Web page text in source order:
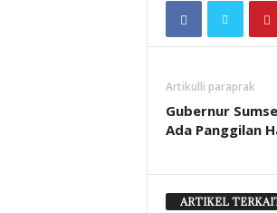
Artikulli paraprak
Gubernur
Ada Panggilan
ARTIKEL